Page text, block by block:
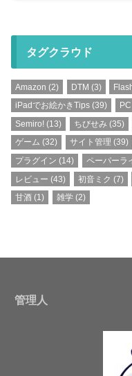
タグクラウド
Amazon (2) DTM (3)
iPadでお絵かきTips (39)
Semiro! (13) ちびせみ (35)
ゲーム (32) サイト管理 (39)
プラグイン (14) ペーパーラ
レビュー (43) 初音ミク (7)
甘酒 (1) 雑学(2)
管理人